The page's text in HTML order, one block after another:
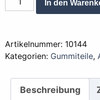
Kabeldurchführung
In den
Artikelnummer: 10144
Kategorien: Gummiteile,
Beschreibung